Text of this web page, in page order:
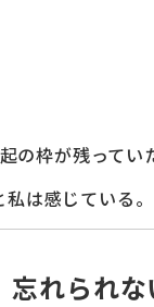
枠が残ってい
は感じている。
れられな